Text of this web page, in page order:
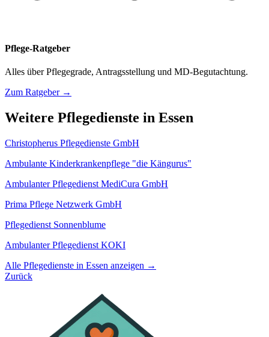
Pflege-Ratgeber
Alles über Pflegegrade, Antragsstellung und MD-Begutachtung.
Zum Ratgeber →
Weitere Pflegedienste in Essen
Christopherus Pflegedienste GmbH
Ambulante Kinderkrankenpflege "die Kängurus"
Ambulanter Pflegedienst MediCura GmbH
Prima Pflege Netzwerk GmbH
Pflegedienst Sonnenblume
Ambulanter Pflegedienst KOKI
Alle Pflegedienste in Essen anzeigen →
Zurück